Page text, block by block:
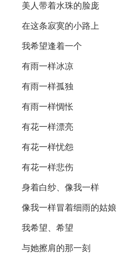
美人带着水珠的脸庞
在这条寂寞的小路上
我希望逢着一个
有雨一样冰凉
有雨一样孤独
有雨一样惆怅
有花一样漂亮
有花一样忧怨
有花一样悲伤
身着白纱、像我一样
像我一样冒着细雨的姑娘
我希望、希望
与她擦肩的那一刻